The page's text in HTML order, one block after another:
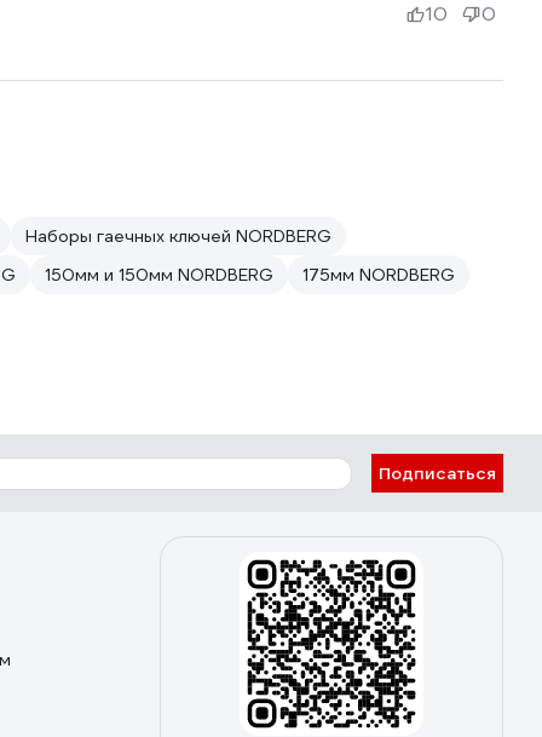
10 0
Наборы гаечных ключей NORDBERG
150мм и 150мм NORDBERG 175мм NORDBERG
Подписаться